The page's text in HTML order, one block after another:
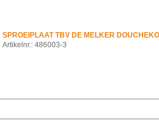
SPROEIPLAAT TBV DE MELKER
Artikelnr.: 486003-3